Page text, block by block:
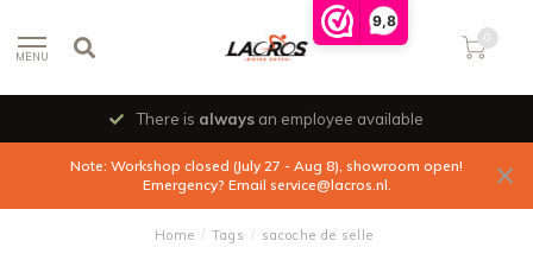
9,8
MENU
0
There is always an employee available
Note: Workshop closed (July 27 - Aug 8), showroom open!
Emergency? Email service@lacros.nl.
Home / Tags / sacoche de selle